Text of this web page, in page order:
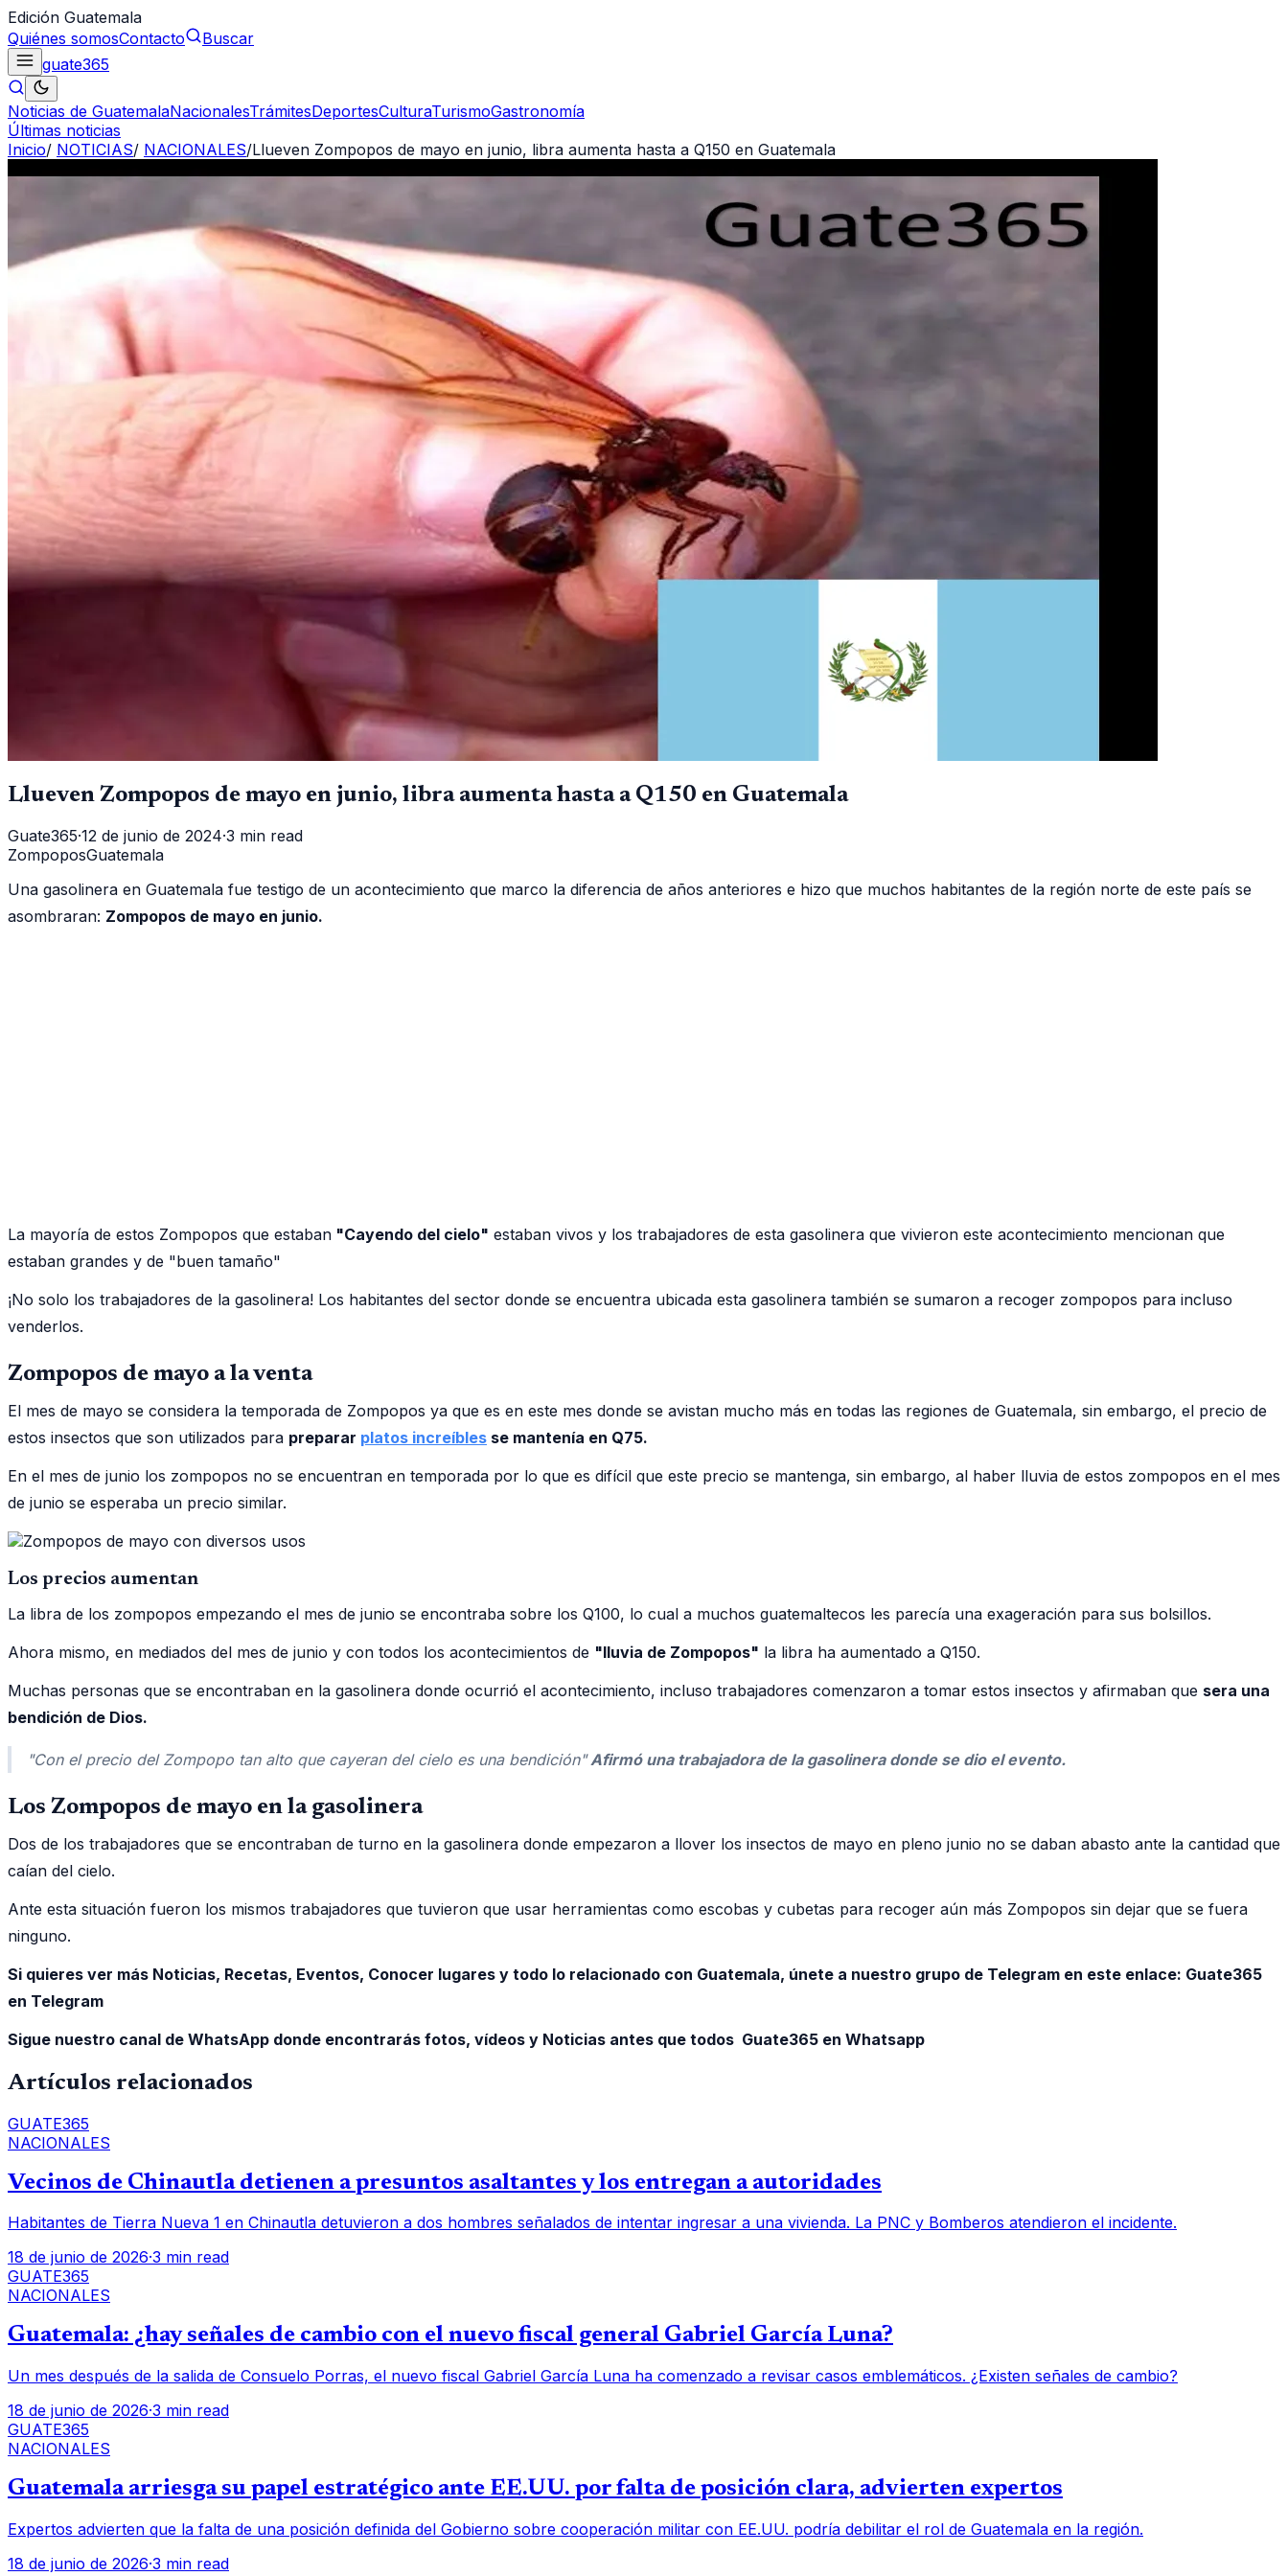
Edición Guatemala
Quiénes somosContacto
Buscar
guate365
Noticias de GuatemalaNacionalesTrámitesDeportesCulturaTurismoGastronomía
Últimas noticias
Inicio/ NOTICIAS/ NACIONALES/Llueven Zompopos de mayo en junio, libra aumenta hasta a Q150 en Guatemala
Llueven Zompopos de mayo en junio, libra aumenta hasta a Q150 en Guatemala
Guate365·12 de junio de 2024·3 min read
ZompoposGuatemala
Una gasolinera en Guatemala fue testigo de un acontecimiento que marco la diferencia de años anteriores e hizo que muchos habitantes de la región norte de este país se
asombraran: Zompopos de mayo en junio.
La mayoría de estos Zompopos que estaban "Cayendo del cielo" estaban vivos y los trabajadores de esta gasolinera que vivieron este acontecimiento mencionan que
estaban grandes y de "buen tamaño"
¡No solo los trabajadores de la gasolinera! Los habitantes del sector donde se encuentra ubicada esta gasolinera también se sumaron a recoger zompopos para incluso
venderlos.
Zompopos de mayo a la venta
El mes de mayo se considera la temporada de Zompopos ya que es en este mes donde se avistan mucho más en todas las regiones de Guatemala, sin embargo, el precio de
estos insectos que son utilizados para preparar platos increíbles se mantenía en Q75.
En el mes de junio los zompopos no se encuentran en temporada por lo que es difícil que este precio se mantenga, sin embargo, al haber lluvia de estos zompopos en el mes
de junio se esperaba un precio similar.
Los precios aumentan
La libra de los zompopos empezando el mes de junio se encontraba sobre los Q100, lo cual a muchos guatemaltecos les parecía una exageración para sus bolsillos.
Ahora mismo, en mediados del mes de junio y con todos los acontecimientos de "lluvia de Zompopos" la libra ha aumentado a Q150.
Muchas personas que se encontraban en la gasolinera donde ocurrió el acontecimiento, incluso trabajadores comenzaron a tomar estos insectos y afirmaban que sera una
bendición de Dios.
"Con el precio del Zompopo tan alto que cayeran del cielo es una bendición"Afirmó una trabajadora de la gasolinera donde se dio el evento.
Los Zompopos de mayo en la gasolinera
Dos de los trabajadores que se encontraban de turno en la gasolinera donde empezaron a llover los insectos de mayo en pleno junio no se daban abasto ante la cantidad que
caían del cielo.
Ante esta situación fueron los mismos trabajadores que tuvieron que usar herramientas como escobas y cubetas para recoger aún más Zompopos sin dejar que se fuera
ninguno.
Si quieres ver más Noticias, Recetas, Eventos, Conocer lugares y todo lo relacionado con Guatemala, únete a nuestro grupo de Telegram en este enlace: Guate365
en Telegram
Sigue nuestro canal de WhatsApp donde encontrarás fotos, vídeos y Noticias antes que todos Guate365 en Whatsapp
Artículos relacionados
GUATE365
NACIONALES
Vecinos de Chinautla detienen a presuntos asaltantes y los entregan a autoridades
Habitantes de Tierra Nueva 1 en Chinautla detuvieron a dos hombres señalados de intentar ingresar a una vivienda. La PNC y Bomberos atendieron el incidente.
18 de junio de 2026·3 min read
GUATE365
NACIONALES
Guatemala: ¿hay señales de cambio con el nuevo fiscal general Gabriel García Luna?
Un mes después de la salida de Consuelo Porras, el nuevo fiscal Gabriel García Luna ha comenzado a revisar casos emblemáticos. ¿Existen señales de cambio?
18 de junio de 2026·3 min read
GUATE365
NACIONALES
Guatemala arriesga su papel estratégico ante EE.UU. por falta de posición clara, advierten expertos
Expertos advierten que la falta de una posición definida del Gobierno sobre cooperación militar con EE.UU. podría debilitar el rol de Guatemala en la región.
18 de junio de 2026·3 min read